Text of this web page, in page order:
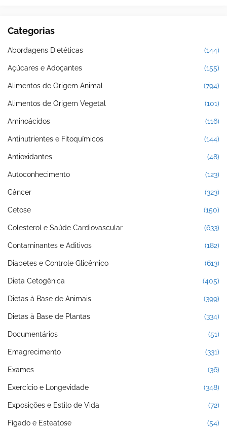
Categorias
Abordagens Dietéticas (144)
Açúcares e Adoçantes (155)
Alimentos de Origem Animal (794)
Alimentos de Origem Vegetal (101)
Aminoácidos (116)
Antinutrientes e Fitoquímicos (144)
Antioxidantes (48)
Autoconhecimento (123)
Câncer (323)
Cetose (150)
Colesterol e Saúde Cardiovascular (633)
Contaminantes e Aditivos (182)
Diabetes e Controle Glicêmico (613)
Dieta Cetogênica (405)
Dietas à Base de Animais (399)
Dietas à Base de Plantas (334)
Documentários (51)
Emagrecimento (331)
Exames (36)
Exercício e Longevidade (348)
Exposições e Estilo de Vida (72)
Fígado e Esteatose (54)